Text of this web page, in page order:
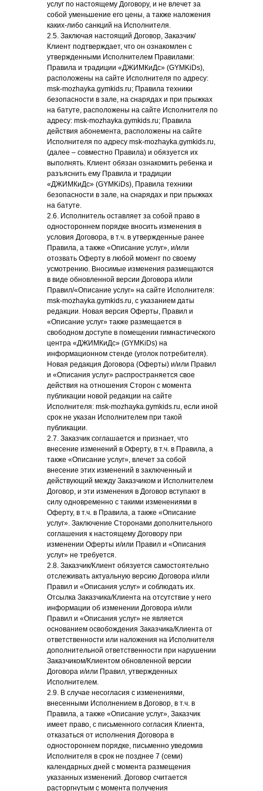
услуг по настоящему Договору, и не влечет за
собой уменьшение его цены, а также наложения
каких-либо санкций на Исполнителя.
2.5. Заключая настоящий Договор, Заказчик/
Клиент подтверждает, что он ознакомлен с
утвержденными Исполнителем Правилами:
Правила и традиции «ДЖИМКиДс» (GYMKiDs),
расположены на сайте Исполнителя по адресу:
msk-mozhayka.gymkids.ru; Правила техники
безопасности в зале, на снарядах и при прыжках
на батуте, расположены на сайте Исполнителя по
адресу: msk-mozhayka.gymkids.ru; Правила
действия абонемента, расположены на сайте
Исполнителя по адресу msk-mozhayka.gymkids.ru,
(далее – совместно Правила) и обязуется их
выполнять. Клиент обязан ознакомить ребенка и
разъяснить ему Правила и традиции
«ДЖИМКиДс» (GYMKiDs), Правила техники
безопасности в зале, на снарядах и при прыжках
на батуте.
2.6. Исполнитель оставляет за собой право в
одностороннем порядке вносить изменения в
условия Договора, в т.ч. в утвержденные ранее
Правила, а также «Описание услуг», и/или
отозвать Оферту в любой момент по своему
усмотрению. Вносимые изменения размещаются
в виде обновленной версии Договора и/или
Правил/«Описание услуг» на сайте Исполнителя:
msk-mozhayka.gymkids.ru, с указанием даты
редакции. Новая версия Оферты, Правил и
«Описание услуг» также размещается в
свободном доступе в помещении гимнастического
центра «ДЖИМКиДс» (GYMKiDs) на
информационном стенде (уголок потребителя).
Новая редакция Договора (Оферты) и/или Правил
и «Описания услуг» распространяется свое
действия на отношения Сторон с момента
публикации новой редакции на сайте
Исполнителя: msk-mozhayka.gymkids.ru, если иной
срок не указан Исполнителем при такой
публикации.
2.7. Заказчик соглашается и признает, что
внесение изменений в Оферту, в т.ч. в Правила, а
также «Описание услуг», влечет за собой
внесение этих изменений в заключенный и
действующий между Заказчиком и Исполнителем
Договор, и эти изменения в Договор вступают в
силу одновременно с такими изменениями в
Оферту, в т.ч. в Правила, а также «Описание
услуг». Заключение Сторонами дополнительного
соглашения к настоящему Договору при
изменении Оферты и/или Правил и «Описания
услуг» не требуется.
2.8. Заказчик/Клиент обязуется самостоятельно
отслеживать актуальную версию Договора и/или
Правил и «Описания услуг» и соблюдать их.
Отсылка Заказчика/Клиента на отсутствие у него
информации об изменении Договора и/или
Правил и «Описания услуг» не является
основанием освобождения Заказчика/Клиента от
ответственности или наложения на Исполнителя
дополнительной ответственности при нарушении
Заказчиком/Клиентом обновленной версии
Договора и/или Правил, утвержденных
Исполнителем.
2.9. В случае несогласия с изменениями,
внесенными Исполнением в Договор, в т.ч. в
Правила, а также «Описание услуг», Заказчик
имеет право, с письменного согласия Клиента,
отказаться от исполнения Договора в
одностороннем порядке, письменно уведомив
Исполнителя в срок не позднее 7 (семи)
календарных дней с момента размещения
указанных изменений. Договор считается
расторгнутым с момента получения